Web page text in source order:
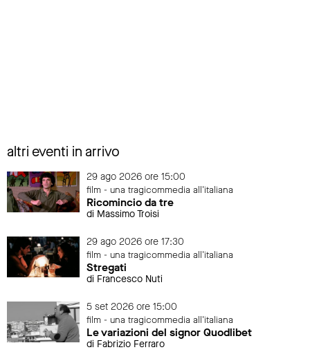
altri eventi in arrivo
29 ago 2026 ore 15:00
film - una tragicommedia all'italiana
Ricomincio da tre
di Massimo Troisi
29 ago 2026 ore 17:30
film - una tragicommedia all'italiana
Stregati
di Francesco Nuti
5 set 2026 ore 15:00
film - una tragicommedia all'italiana
Le variazioni del signor Quodlibet
di Fabrizio Ferraro